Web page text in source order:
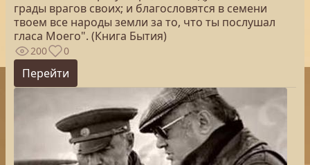
грады врагов своих; и благословятся в семени
твоем все народы земли за то, что ты послушал
гласа Моего". (Книга Бытия)
200 0
Перейти